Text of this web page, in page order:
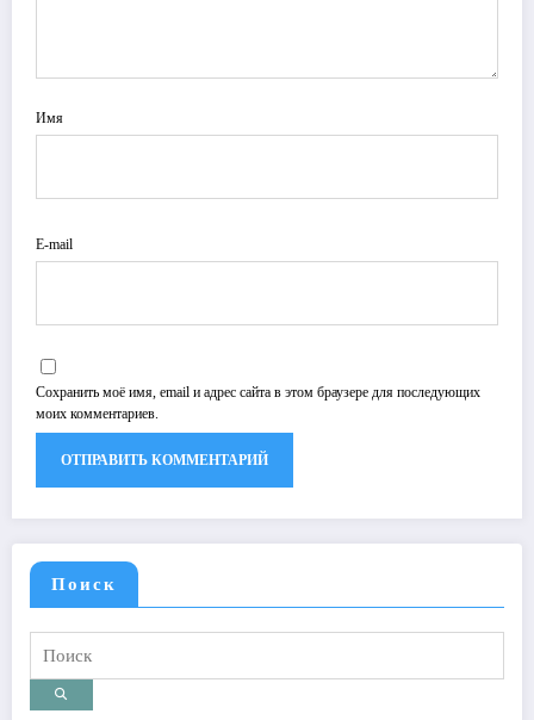
Имя
E-mail
Сохранить моё имя, email и адрес сайта в этом браузере для последующих
моих комментариев.
Поиск